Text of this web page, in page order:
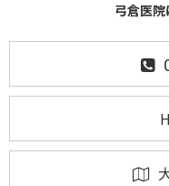
弓倉医院